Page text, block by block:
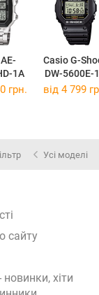
1A
Casio G-
DW-5600E-
грн. від 4 799
Усі моделі
сайту
хіти